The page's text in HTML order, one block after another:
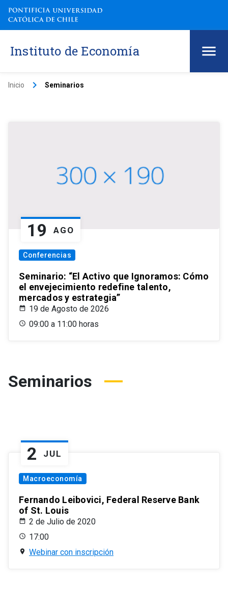
Instituto de Economía
Inicio keyboard_arrow_right Seminarios
19 AGO
Conferencias
Seminario: “El Activo que Ignoramos: Cómo
el envejecimiento redefine talento,
mercados y estrategia”
19 de Agosto de 2026
09:00 a 11:00 horas
Seminarios
2 JUL
Macroeconomía
Fernando Leibovici, Federal Reserve Bank
of St. Louis
2 de Julio de 2020
17:00
Webinar con inscripción